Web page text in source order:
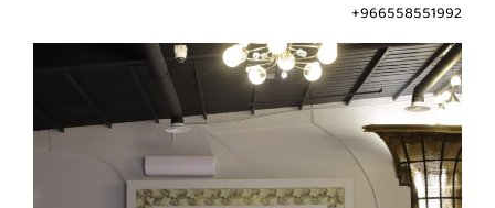
966558551992+